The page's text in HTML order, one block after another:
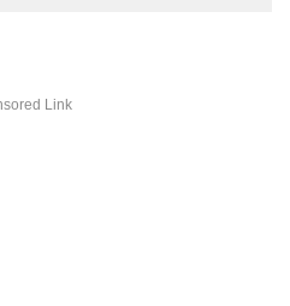
Link